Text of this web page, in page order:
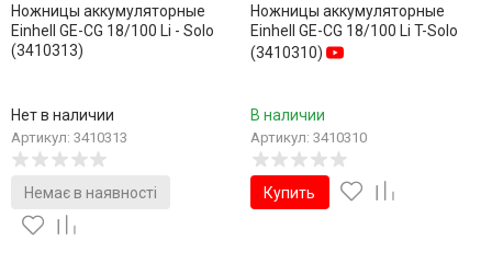
Ножницы аккумуляторные
Einhell GE-CG 18/100 Li - Solo
(3410313)
Нет в наличии
Артикул: 3410313
Немає в наявності
Ножницы аккумуляторные
Einhell GE-CG 18/100 Li T-Solo
(3410310)
В наличии
Артикул: 3410310
Купить